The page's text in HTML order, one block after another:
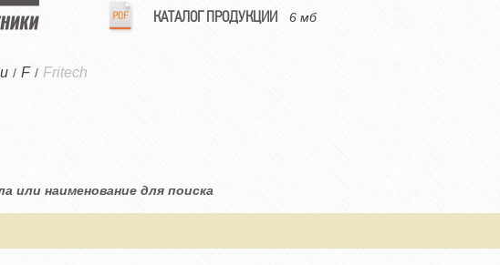
КАТАЛОГ ПРОДУКЦИИ 6 мб
/ F / Fritech
или наименование для поиска